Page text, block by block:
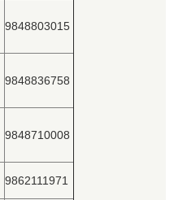
9848803015
9848836758
9848710008
9862111971